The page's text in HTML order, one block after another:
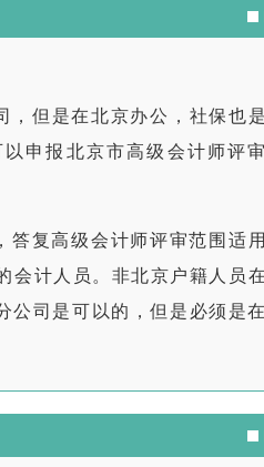
，但是在北京办公，社保也是
申报北京市高级会计师评审
复高级会计师评审范围适用
会计人员。非北京户籍人员在
公司是可以的，但是必须是在